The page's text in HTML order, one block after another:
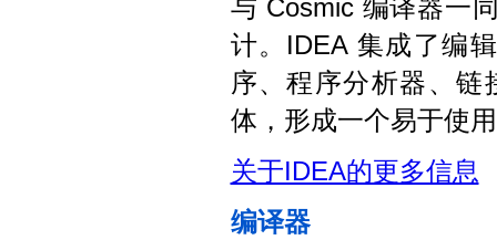
与 Cosmic 编译器一
计。IDEA 集成了编
序、程序分析器、链
体，形成一个易于使
关于IDEA的更多信息
编译器